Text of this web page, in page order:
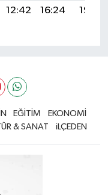
12:42 16:24 19:22
EĞİTİM
EKONOMİ
& SANAT iLÇEDEN